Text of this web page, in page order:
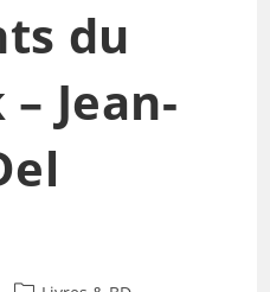
du
Jean-